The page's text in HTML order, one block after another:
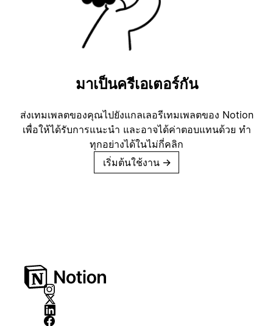
มาเป็นครีเอเตอร์กัน
ส่งเทมเพลตของคุณไปยังแกลเลอรีเทมเพลตของ Notion
เพื่อให้ได้รับการแนะนำ และอาจได้ค่าตอบแทนด้วย ทำ
ทุกอย่างได้ในไม่กี่คลิก
เริ่มต้นใช้งาน →